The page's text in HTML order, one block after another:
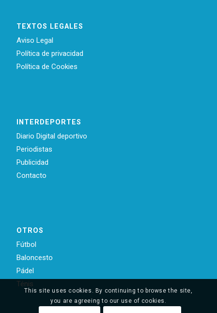
TEXTOS LEGALES
Aviso Legal
Política de privacidad
Política de Cookies
INTERDEPORTES
Diario Digital deportivo
Periodistas
Publicidad
Contacto
OTROS
Fútbol
Baloncesto
Pádel
Ténis
This site uses cookies. By continuing to browse the site,
you are agreeing to our use of cookies.